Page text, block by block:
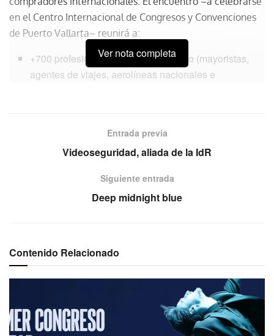
en el Centro Internacional de Congresos y Convenciones
de Puerto Vallarta– reunirá a:
+700 profesionales del sector turístico (mayoristas,
agentes de viajes, aerolíneas nacionales e
+2,000 citas de negocio programadas
Ver nota completa
Entrada previa
Videoseguridad, aliada de la IdR
Siguiente entrada
Deep midnight blue
Contenido Relacionado